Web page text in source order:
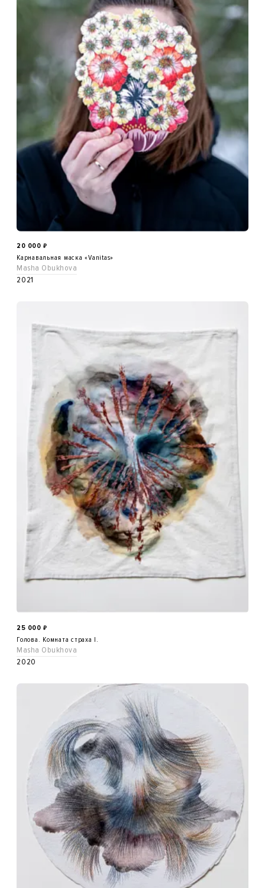
20 000 ₽
Карнавальная маска «Vanitas»
Masha Obukhova
2021
25 000 ₽
Голова. Комната страха I.
Masha Obukhova
2020